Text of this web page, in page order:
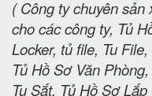
( Công ty chuyên
cho các công ty, Tủ
Locker, tủ file, Tu
Tủ Hồ Sơ Văn
Tu Sắt, Tủ Hồ Sơ